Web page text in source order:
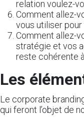
relation voulez-
Comment allez-
vous utiliser
Comment allez-
stratégie et vos
reste cohérente
Les
Le corporate
qui feront l’objet de